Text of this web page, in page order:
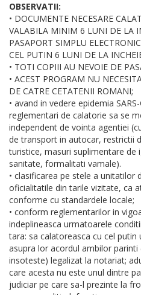
OBSERVATII:
• DOCUMENTE NECESARE
VALABILA MINIM 6 LUNI DE LA
PASAPORT SIMPLU
CEL PUTIN 6 LUNI DE LA
• TOTI COPIII AU NEVOIE DE
• ACEST PROGRAM NU
DE CATRE CETATENII ROMANI;
• avand in vedere epidemia
reglementari de calatorie sa se
independent de vointa agentiei
de transport in autocar, restrictii
turistice, masuri suplimentare de
sanitate, formalitati vamale).
• clasificarea pe stele a unitatilor
oficialitatile din tarile vizitate, ca
conforme cu standardele locale;
• conform reglementarilor in
indeplineasca urmatoarele
tara: sa calatoreasca cu cel
asupra lor acordul ambilor parinti
insoteste) legalizat la notariat;
care acesta nu este unul dintre
judiciar pe care sa-l prezinte la